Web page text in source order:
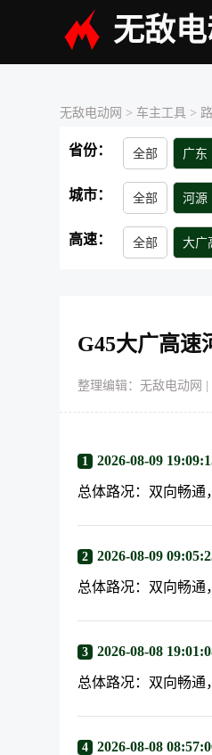
无敌电
无敌电动网 > 车主工具 >
省份： 全部 广东
青海 江苏
城市： 全部 河源
湛江 梅州
高速： 全部 大广
G45大广高速
整理编辑：无敌电动网
1 2026-08-09
总体路况：双向畅通
2 2026-08-09
总体路况：双向畅通
3 2026-08-08
总体路况：双向畅通
4 2026-08-08